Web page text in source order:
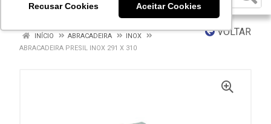
Recusar Cookies Aceitar Cookies
VOLTAR
INÍCIO ABRACADEIRA
INOX
ABRACADEIRA PRESIL INOX 291 X 310